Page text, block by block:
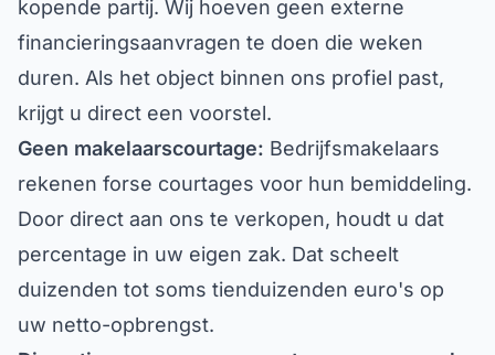
financieringsaanvragen te doen die weken
duren. Als het object binnen ons profiel past,
krijgt u direct een voorstel.
Geen makelaarscourtage:
rekenen forse courtages voor hun bemiddeling.
Door direct aan ons te verkopen, houdt u dat
percentage in uw eigen zak. Dat scheelt
duizenden tot soms tienduizenden euro's op
Discretie voor uw concurrenten en personeel: